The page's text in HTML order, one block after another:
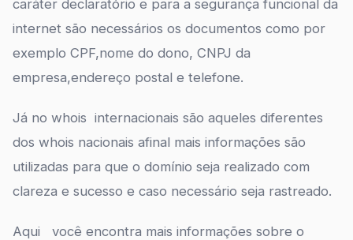
caráter declaratório e para a segurança funcional da
internet são necessários os documentos como por
exemplo CPF,nome do dono, CNPJ da
empresa,endereço postal e telefone.
Já no whois internacionais são aqueles diferentes
dos whois nacionais afinal mais informações são
utilizadas para que o domínio seja realizado com
clareza e sucesso e caso necessário seja rastreado.
Aqui você encontra mais informações sobre o